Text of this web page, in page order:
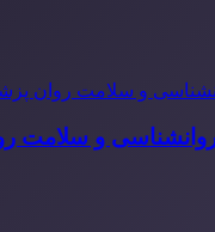
روانشناسی و